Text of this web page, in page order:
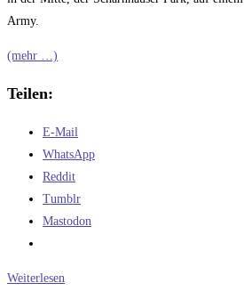
Army.
(mehr …)
Teilen:
E-Mail
WhatsApp
Reddit
Tumblr
Mastodon
Weiterlesen